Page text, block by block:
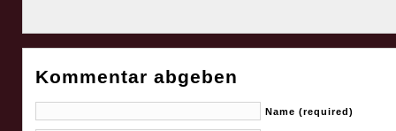
Kommentar abgeben
Name (required)